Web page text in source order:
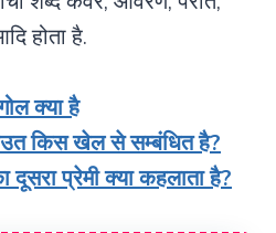
होता है.
क्या है
किस खेल से सम्बंधित है?
दूसरा प्रेमी क्या कहलाता है?